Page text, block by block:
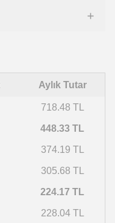
Aylık Tutar
718.48 TL
448.33 TL
374.19 TL
305.68 TL
224.17 TL
228.04 TL